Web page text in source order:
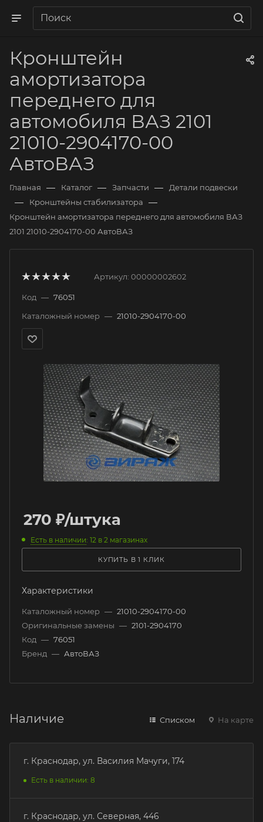
Кронштейн
амортизатора
переднего для
автомобиля ВАЗ 2101
21010-2904170-00
АвтоВАЗ
Главная — Каталог — Запчасти — Детали подвески
— Кронштейны стабилизатора —
Кронштейн амортизатора переднего для автомобиля ВАЗ
2101 21010-2904170-00 АвтоВАЗ
Артикул: 00000002602
Код — 76051
Каталожный номер — 21010-2904170-00
270 ₽/штука
Есть в наличии: 12 в 2 магазинах
КУПИТЬ В 1 КЛИК
Характеристики
Каталожный номер — 21010-2904170-00
Оригинальные замены — 2101-2904170
Код — 76051
Бренд — АвтоВАЗ
Наличие Списком На карте
г. Краснодар, ул. Василия Мачуги, 174
Есть в наличии: 8
г. Краснодар, ул. Северная, 446